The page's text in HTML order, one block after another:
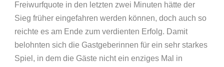
Freiwurfquote in den letzten zwei Minuten hätte der
Sieg früher eingefahren werden können, doch auch so
reichte es am Ende zum verdienten Erfolg. Damit
belohnten sich die Gastgeberinnen für ein sehr starkes
Spiel, in dem die Gäste nicht ein enziges Mal in